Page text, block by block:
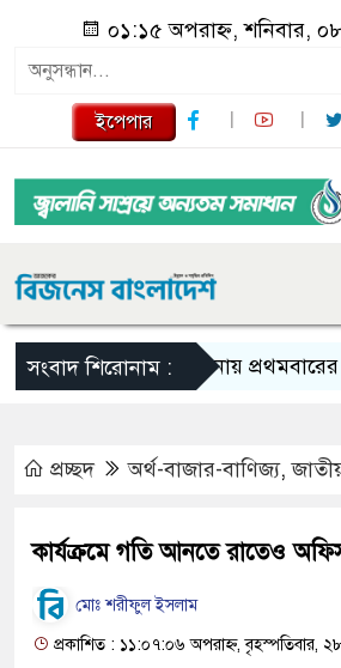
০১:১৫ অপরাহ্ন, শনিবার,
ইপেপার
সংবাদ শিরোনাম :পাবনায় প্রথমবারের মত
প্রচ্ছদ অর্থ-বাজার-বাণিজ্য,
কার্যক্রমে গতি আনতে রাতেও
মোঃ শরীফুল ইসলাম
প্রকাশিত : ১১:০৭:০৬ অপরাহ্ন, বৃহস্পতিবার,